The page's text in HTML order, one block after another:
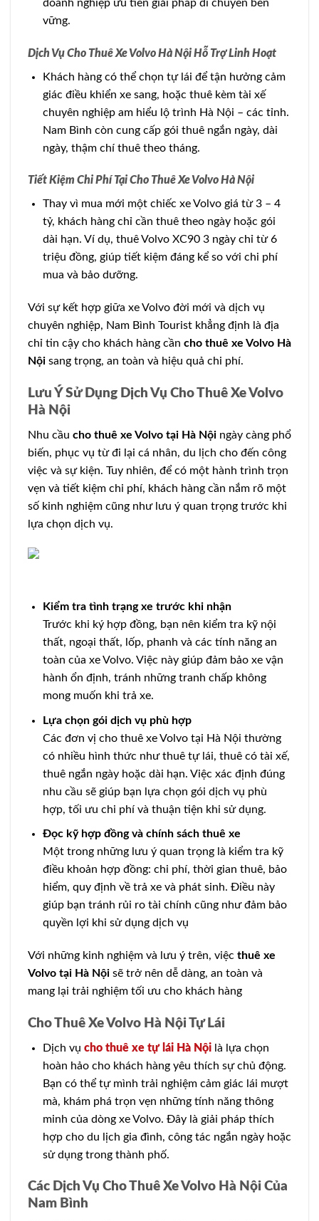
doanh nghiệp ưu tiên giải pháp di chuyển bền
vững.
Dịch Vụ Cho Thuê Xe Volvo Hà Nội Hỗ Trợ Linh Hoạt
Khách hàng có thể chọn tự lái để tận hưởng cảm
giác điều khiển xe sang, hoặc thuê kèm tài xế
chuyên nghiệp am hiểu lộ trình Hà Nội – các tỉnh.
Nam Bình còn cung cấp gói thuê ngắn ngày, dài
ngày, thậm chí thuê theo tháng.
Tiết Kiệm Chi Phí Tại Cho Thuê Xe Volvo Hà Nội
Thay vì mua mới một chiếc xe Volvo giá từ 3 – 4
tỷ, khách hàng chỉ cần thuê theo ngày hoặc gói
dài hạn. Ví dụ, thuê Volvo XC90 3 ngày chỉ từ 6
triệu đồng, giúp tiết kiệm đáng kể so với chi phí
mua và bảo dưỡng.
Với sự kết hợp giữa xe Volvo đời mới và dịch vụ
chuyên nghiệp, Nam Bình Tourist khẳng định là địa
chỉ tin cậy cho khách hàng cần cho thuê xe Volvo Hà
Nội sang trọng, an toàn và hiệu quả chi phí.
Lưu Ý Sử Dụng Dịch Vụ Cho Thuê Xe Volvo
Hà Nội
Nhu cầu cho thuê xe Volvo tại Hà Nội ngày càng phổ
biến, phục vụ từ đi lại cá nhân, du lịch cho đến công
việc và sự kiện. Tuy nhiên, để có một hành trình trọn
vẹn và tiết kiệm chi phí, khách hàng cần nắm rõ một
số kinh nghiệm cũng như lưu ý quan trọng trước khi
lựa chọn dịch vụ.
Kiểm tra tình trạng xe trước khi nhận
Trước khi ký hợp đồng, bạn nên kiểm tra kỹ nội
thất, ngoại thất, lốp, phanh và các tính năng an
toàn của xe Volvo. Việc này giúp đảm bảo xe vận
hành ổn định, tránh những tranh chấp không
mong muốn khi trả xe.
Lựa chọn gói dịch vụ phù hợp
Các đơn vị cho thuê xe Volvo tại Hà Nội thường
có nhiều hình thức như thuê tự lái, thuê có tài xế,
thuê ngắn ngày hoặc dài hạn. Việc xác định đúng
nhu cầu sẽ giúp bạn lựa chọn gói dịch vụ phù
hợp, tối ưu chi phí và thuận tiện khi sử dụng.
Đọc kỹ hợp đồng và chính sách thuê xe
Một trong những lưu ý quan trọng là kiểm tra kỹ
điều khoản hợp đồng: chi phí, thời gian thuê, bảo
hiểm, quy định về trả xe và phát sinh. Điều này
giúp bạn tránh rủi ro tài chính cũng như đảm bảo
quyền lợi khi sử dụng dịch vụ
Với những kinh nghiệm và lưu ý trên, việc thuê xe
Volvo tại Hà Nội sẽ trở nên dễ dàng, an toàn và
mang lại trải nghiệm tối ưu cho khách hàng
Cho Thuê Xe Volvo Hà Nội Tự Lái
Dịch vụ cho thuê xe tự lái Hà Nộilà lựa chọn
hoàn hảo cho khách hàng yêu thích sự chủ động.
Bạn có thể tự mình trải nghiệm cảm giác lái mượt
mà, khám phá trọn vẹn những tính năng thông
minh của dòng xe Volvo. Đây là giải pháp thích
hợp cho du lịch gia đình, công tác ngắn ngày hoặc
sử dụng trong thành phố.
Các Dịch Vụ Cho Thuê Xe Volvo Hà Nội Của
Nam Bình